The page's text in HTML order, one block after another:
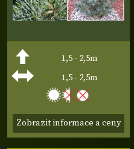
1,5 - 2,5m
1,5 - 2,5m
Zobrazit informace a ceny